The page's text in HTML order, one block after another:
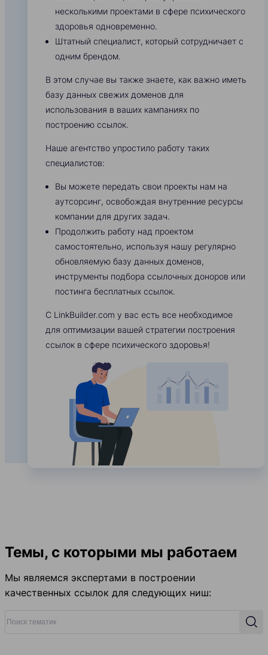
несколькими проектами в сфере психического
здоровья одновременно.
Штатный специалист, который сотрудничает с
одним брендом.
В этом случае вы также знаете, как важно иметь
базу данных свежих доменов для
использования в ваших кампаниях по
построению ссылок.
Наше агентство упростило работу таких
специалистов:
Вы можете передать свои проекты нам на
аутсорсинг, освобождая внутренние ресурсы
компании для других задач.
Продолжить работу над проектом
самостоятельно, используя нашу регулярно
обновляемую базу данных доменов,
инструменты подбора ссылочных доноров или
постинга бесплатных ссылок.
С LinkBuilder.com у вас есть все необходимое
для оптимизации вашей стратегии построения
ссылок в сфере психического здоровья!
Темы, с которыми мы работаем
Мы являемся экспертами в построении
качественных ссылок для следующих ниш: